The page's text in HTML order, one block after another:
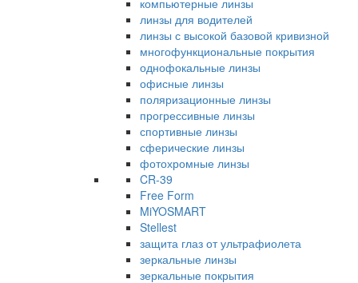
компьютерные линзы
линзы для водителей
линзы с высокой базовой кривизной
многофункциональные покрытия
однофокальные линзы
офисные линзы
поляризационные линзы
прогрессивные линзы
спортивные линзы
сферические линзы
фотохромные линзы
CR-39
Free Form
MiYOSMART
Stellest
защита глаз от ультрафиолета
зеркальные линзы
зеркальные покрытия